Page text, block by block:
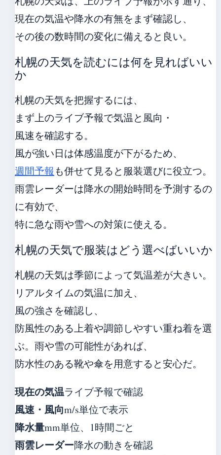
現在の気温や降水の有無をまず確認し、
その後の数時間の変化に備えると良い。
札幌の天気を読むには何を見ればいい
か
札幌の天気を把握するには、
まず上のライブ予報で気温と風向・
風速を確認する。
風が強い日は体感温度が下がるため、
週間予報も併せて見ると服装選びに役立つ。
雨雲レーダーは降水の開始時間を予測するの
に有効で、
特に急な雨や雪への対策に使える。
札幌の天気で服装はどう選べばいいか
札幌の天気は季節によって気温差が大きい。
リアルタイムの気温に加え、
風の強さを確認し、
防風性のある上着や調節しやすい重ね着を選
ぶ。雨や雪の可能性があれば、
防水性のある靴や傘を用意すると安心だ。
現在の気温ライブ予報で確認
風速・風向m/s単位で表示
降水量mm単位、1時間ごと
雨雲レーダー降水の動きを確認